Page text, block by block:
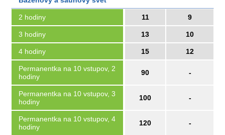
2 hodiny 11 9
3 hodiny 13 10
4 hodiny 15 12
Permanentka na 10 vstupov, 2
hodiny
90 -
Permanentka na 10 vstupov, 3
hodiny
100 -
Permanentka na 10 vstupov, 4
hodiny
120 -